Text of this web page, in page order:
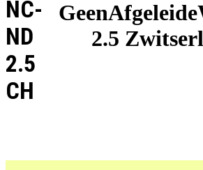
2.5
NC-
ND
2.5
CH